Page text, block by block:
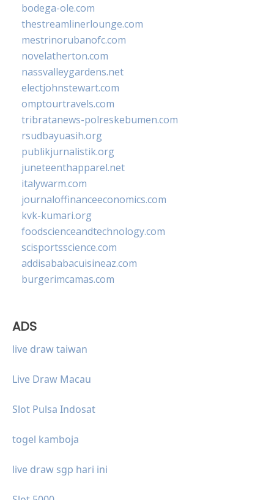
bodega-ole.com
thestreamlinerlounge.com
mestrinorubanofc.com
novelatherton.com
nassvalleygardens.net
electjohnstewart.com
omptourtravels.com
tribratanews-polreskebumen.com
rsudbayuasih.org
publikjurnalistik.org
juneteenthapparel.net
italywarm.com
journaloffinanceeconomics.com
kvk-kumari.org
foodscienceandtechnology.com
scisportsscience.com
addisababacuisineaz.com
burgerimcamas.com
ADS
live draw taiwan
Live Draw Macau
Slot Pulsa Indosat
togel kamboja
live draw sgp hari ini